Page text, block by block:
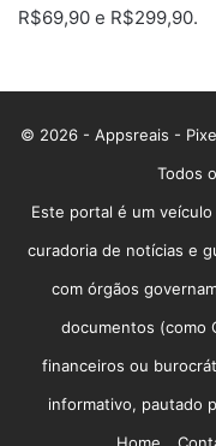
R$69,90 e R$299,90.
© 2026 - Appsreais -
Todos
Este portal é um
curadoria de notícias e
com órgãos
documentos (como
financeiros ou
informativo, pautado